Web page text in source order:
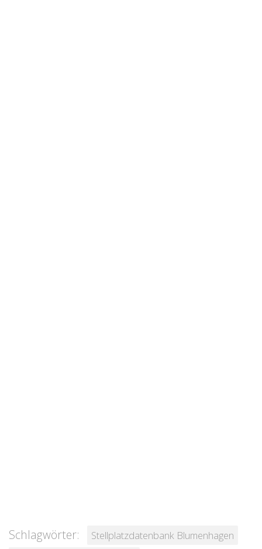
Schlagwörter:
Stellplatzdatenbank Blumenhagen